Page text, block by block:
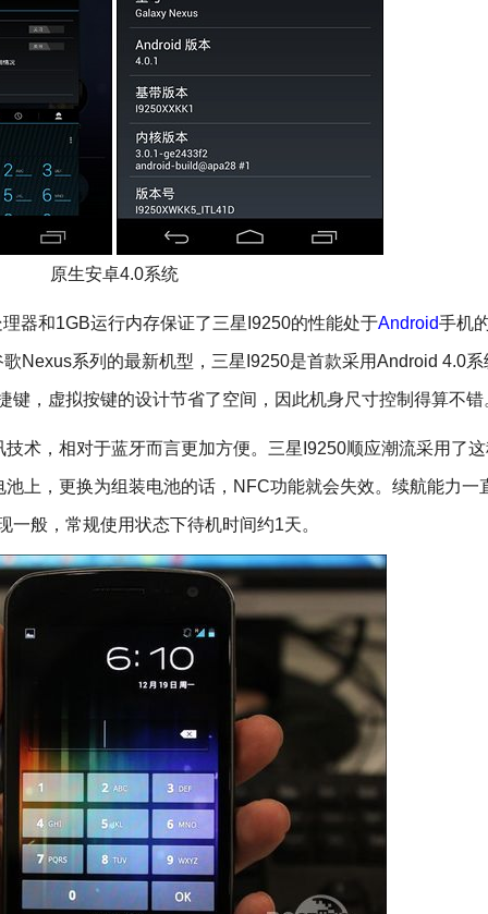
原生安卓4.0系统
和1GB运行内存保证了三星I9250的性能处于Android手机
Nexus系列的最新机型，三星I9250是首款采用Android 4.0系
键，虚拟按键的设计节省了空间，因此机身尺寸控制得算不错
，相对于蓝牙而言更加方便。三星I9250顺应潮流采用了这
上，更换为组装电池的话，NFC功能就会失效。续航能力一
般，常规使用状态下待机时间约1天。